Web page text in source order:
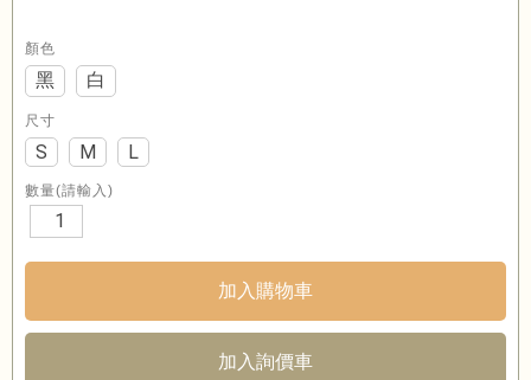
顏色
黑 白
尺寸
S M L
數量(請輸入)